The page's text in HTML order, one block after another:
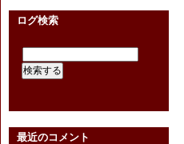
ログ検索
最近のコメント